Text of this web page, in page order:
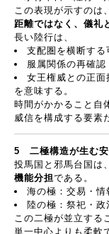
この表現が示すのは、
距離ではなく、儀礼
長い陸行は、
支配圏を横断する
服属関係の再確認
女王権威との正面
を意味する。
時間がかかること自
威信を構成する要素
5 二極構造が生む安
投馬国と邪馬台国は
機能分担である。
海の極：交易・情
陸の極：祭祀・政
この二極が並立する
単一中心よりも柔軟